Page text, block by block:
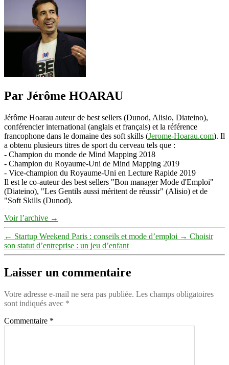
Par Jérôme HOARAU
Jérôme Hoarau auteur de best sellers (Dunod, Alisio, Diateino),
conférencier international (anglais et français) et la référence
francophone dans le domaine des soft skills (Jerome-Hoarau.com). Il
a obtenu plusieurs titres de sport du cerveau tels que :
- Champion du monde de Mind Mapping 2018
- Champion du Royaume-Uni de Mind Mapping 2019
- Vice-champion du Royaume-Uni en Lecture Rapide 2019
Il est le co-auteur des best sellers "Bon manager Mode d'Emploi"
(Diateino), "Les Gentils aussi méritent de réussir" (Alisio) et de
"Soft Skills (Dunod).
Voir l’archive →
← Startup Weekend Paris : conseils et mode d’emploi → Choisir
son statut d’entreprise : un jeu d’enfant
Laisser un commentaire
Votre adresse e-mail ne sera pas publiée. Les champs obligatoires
sont indiqués avec *
Commentaire *